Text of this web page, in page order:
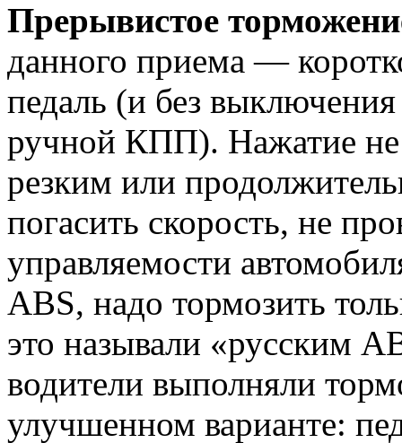
Прерывистое
данного приема —
педаль (и без
ручной КПП). Нажатие
резким или
погасить скорость, не
управляемости
ABS, надо тормозить
это называли «русским
водители выполняли
улучшенном варианте: